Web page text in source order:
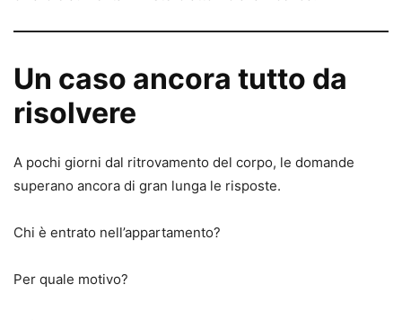
Un caso ancora tutto da
risolvere
A pochi giorni dal ritrovamento del corpo, le domande
superano ancora di gran lunga le risposte.
Chi è entrato nell’appartamento?
Per quale motivo?